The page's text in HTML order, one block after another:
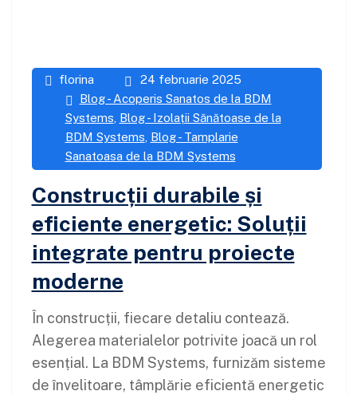
florina
24 februarie 2025
Blog - Acoperis Sanatos de la BDM
Systems Blog - Izolații Sănătoase de la
BDM Systems Blog - Tamplarie
Sanatoasa de la BDM Systems
Construcții durabile și
eficiente energetic: Soluții
integrate pentru proiecte
moderne
În construcții, fiecare detaliu contează.
Alegerea materialelor potrivite joacă un rol
esențial. La BDM Systems, furnizăm sisteme
de învelitoare, tâmplărie eficientă energetic